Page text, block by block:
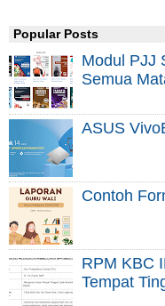
Popular Posts
Modul PJJ
Semua
ASUS
Contoh
RPM KBC
Tempat